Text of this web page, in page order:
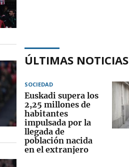
ÚLTIMAS NOTICIAS
SOCIEDAD
Euskadi supera los
2,25 millones de
habitantes
impulsada por la
llegada de
población nacida
en el extranjero